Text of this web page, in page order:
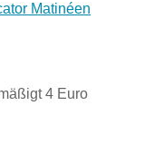
Matinéen
4 Euro